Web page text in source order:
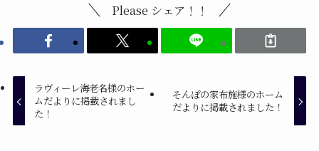
Please シェア！！
ラヴィーレ海老名様のホー
ムだよりに掲載されまし
た！
そんぽの家布施様のホーム
だよりに掲載されました！